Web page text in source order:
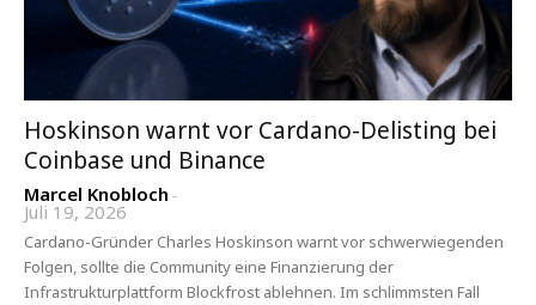
Hoskinson warnt vor Cardano-Delisting bei
Coinbase und Binance
Marcel Knobloch -
Juli 19, 2026
Cardano-Gründer Charles Hoskinson warnt vor schwerwiegenden
Folgen, sollte die Community eine Finanzierung der
Infrastrukturplattform Blockfrost ablehnen. Im schlimmsten Fall